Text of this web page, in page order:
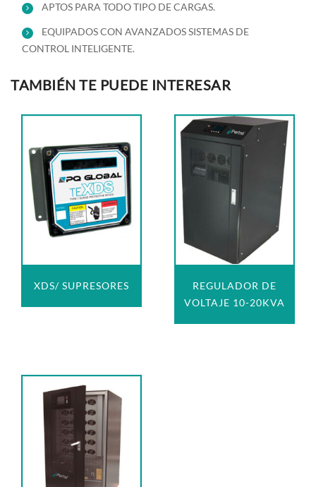
APTOS PARA TODO TIPO DE CARGAS.
EQUIPADOS CON AVANZADOS SISTEMAS DE
CONTROL INTELIGENTE.
TAMBIÉN TE PUEDE INTERESAR
XDS/ SUPRESORES
REGULADOR DE
VOLTAJE 10-20KVA